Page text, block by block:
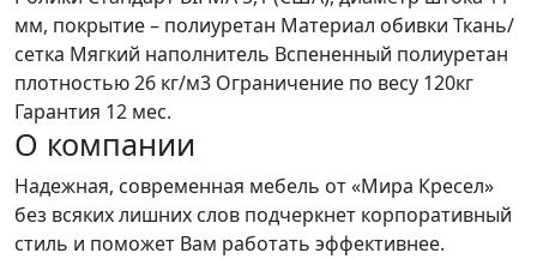
мм, покрытие – полиуретан Материал обивки Ткань/
сетка Мягкий наполнитель Вспененный полиуретан
плотностью 26 кг/м3 Ограничение по весу 120кг
Гарантия 12 мес.
О компании
Надежная, современная мебель от «Мира Кресел»
без всяких лишних слов подчеркнет корпоративный
стиль и поможет Вам работать эффективнее.